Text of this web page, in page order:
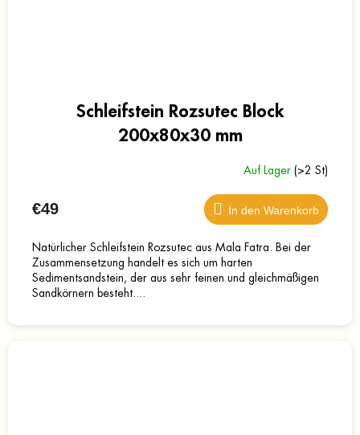
Schleifstein Rozsutec Block
200x80x30 mm
Auf Lager (>2 St)
€49 In den Warenkorb
Natürlicher Schleifstein Rozsutec aus Mala Fatra. Bei der
Zusammensetzung handelt es sich um harten
Sedimentsandstein, der aus sehr feinen und gleichmäßigen
Sandkörnern besteht....